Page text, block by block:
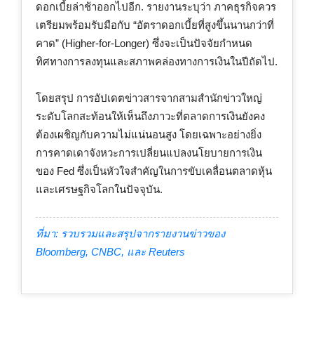
ดอกเบี้ยล่าช้าออกไปอีก. รายงานระบุว่า ภาคธุรกิจควร
เตรียมพร้อมรับมือกับ “อัตราดอกเบี้ยที่สูงขึ้นนานกว่าที่
คาด” (Higher-for-Longer) ซึ่งจะเป็นปัจจัยกำหนด
ทิศทางการลงทุนและสภาพคล่องทางการเงินในปีถัดไป.
โดยสรุป การอัปเดตข่าวสารจากสามสำนักข่าวใหญ่
ระดับโลกสะท้อนให้เห็นถึงภาวะที่ตลาดการเงินยังคง
ต้องเผชิญกับความไม่แน่นอนสูง โดยเฉพาะอย่างยิ่ง
การคาดเดาจังหวะการเปลี่ยนแปลงนโยบายการเงิน
ของ Fed ซึ่งเป็นหัวใจสำคัญในการขับเคลื่อนตลาดหุ้น
และเศรษฐกิจโลกในปัจจุบัน.
ที่มา: รวบรวมและสรุปจากรายงานข่าวของ
Bloomberg, CNBC, และ Reuters